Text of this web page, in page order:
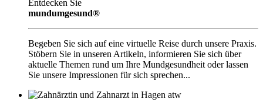
Entdecken Sie
mundumgesund®
Begeben Sie sich auf eine virtuelle Reise durch unsere Praxis.
Stöbern Sie in unseren Artikeln, informieren Sie sich über
aktuelle Themen rund um Ihre Mundgesundheit oder lassen
Sie unsere Impressionen für sich sprechen...